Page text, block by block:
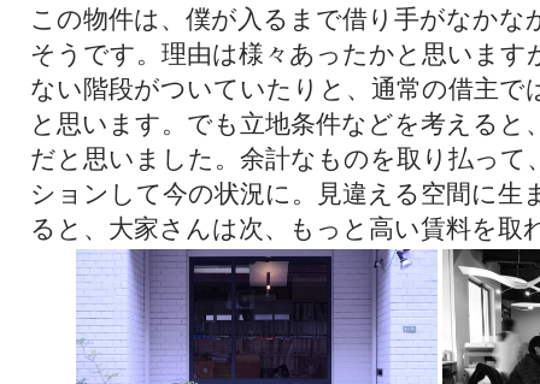
この物件は、僕が入るまで借り手がなか
そうです。理由は様々あったかと思いま
ない階段がついていたりと、通常の借主
と思います。でも立地条件などを考えると
だと思いました。余計なものを取り払って
ションして今の状況に。見違える空間に
ると、大家さんは次、もっと高い賃料を取